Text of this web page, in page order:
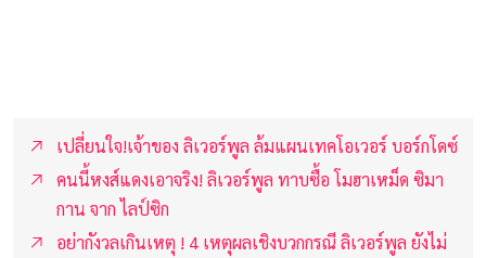
เปลี่ยนใจ!เจ้าของ ลิเวอร์พูล ล้มแผนเทคโอเวอร์ บอร์กโดซ์
คนนี้หงส์แดงเอาจริง! ลิเวอร์พูล ทาบซื้อ โมฮาเหม็ด ซิมา
กาน จาก ไลป์ซิก
อย่ากังวลเกินเหตุ ! 4 เหตุผลเชิงบวกกรณี ลิเวอร์พูล ยังไม่